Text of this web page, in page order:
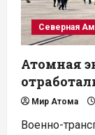
Северная
Атомная
Мир Атома
Военно-